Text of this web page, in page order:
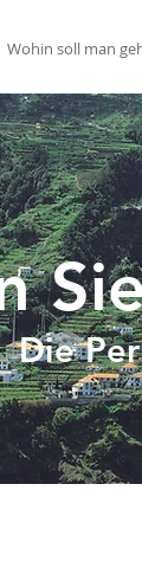
Wohin soll man
Die